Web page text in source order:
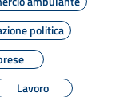
politica
Lavoro